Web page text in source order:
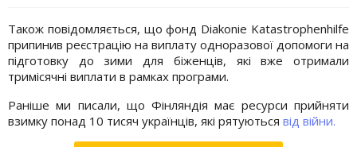
Також повідомляється, що фонд Diakonie Katastrophenhilfe
припинив реєстрацію на виплату одноразової допомоги на
підготовку до зими для біженців, які вже отримали
тримісячні виплати в рамках програми.
Раніше ми писали, що Фінляндія має ресурси прийняти
взимку понад 10 тисяч українців, які рятуються від війни.